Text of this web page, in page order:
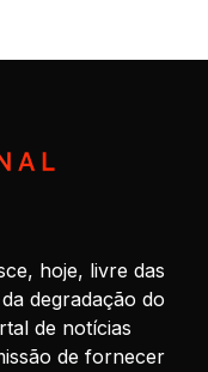
hoje, livre das
degradação do
de notícias
de fornecer